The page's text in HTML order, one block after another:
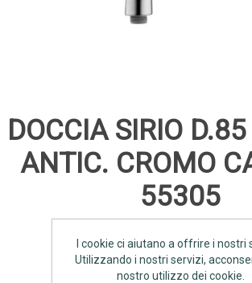
DOCCIA SIRIO
ANTIC. CROMO
55305
SCHEDA TECNICA
I cookie ci aiutano a offrire i nostri
Utilizzando i nostri servizi,
nostro utilizzo dei cookie.